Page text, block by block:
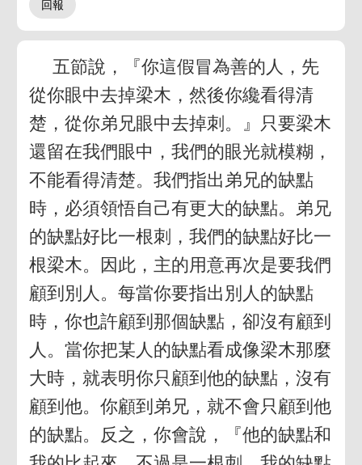
五節說，『你這假冒為善的人，先
從你眼中去掉梁木，然後你纔看得清
楚，從你弟兄眼中去掉刺。』只要梁木
還留在我們眼中，我們的眼光就模糊，
不能看得清楚。我們指出弟兄的缺點
時，必須領悟自己有更大的缺點。弟兄
的缺點好比一根刺，我們的缺點好比一
根梁木。因此，主的用意再次是要我們
顧到別人。每當你要指出別人的缺點
時，你也許顧到那個缺點，卻沒有顧到
人。當你把某人的缺點看成像梁木那麼
大時，就表明你只顧到他的缺點，沒有
顧到他。你顧到弟兄，就不會只顧到他
的缺點。反之，你會說，『他的缺點和